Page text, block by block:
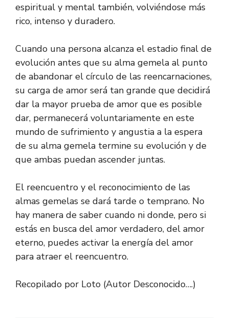
espiritual y mental también, volviéndose más
rico, intenso y duradero.
Cuando una persona alcanza el estadio final de
evolución antes que su alma gemela al punto
de abandonar el círculo de las reencarnaciones,
su carga de amor será tan grande que decidirá
dar la mayor prueba de amor que es posible
dar, permanecerá voluntariamente en este
mundo de sufrimiento y angustia a la espera
de su alma gemela termine su evolución y de
que ambas puedan ascender juntas.
El reencuentro y el reconocimiento de las
almas gemelas se dará tarde o temprano. No
hay manera de saber cuando ni donde, pero si
estás en busca del amor verdadero, del amor
eterno, puedes activar la energía del amor
para atraer el reencuentro.
Recopilado por Loto (Autor Desconocido….)